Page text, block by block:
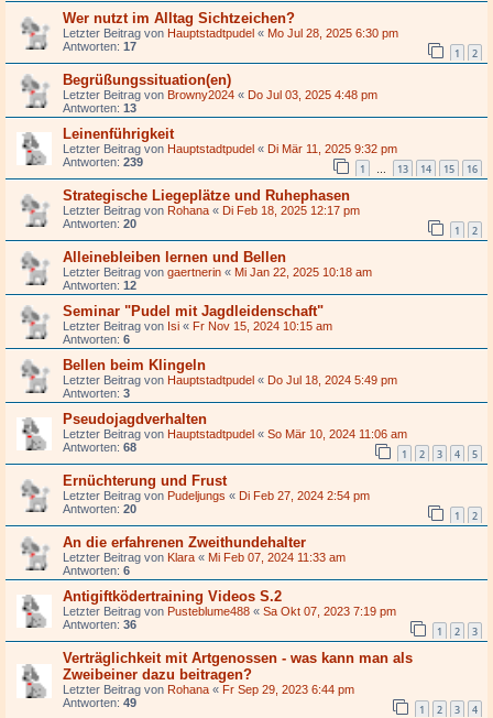
Wer nutzt im Alltag Sichtzeichen?
Letzter Beitrag von Hauptstadtpudel « Mo Jul 28, 2025 6:30 pm
Antworten: 17 1 2
Begrüßungssituation(en)
Letzter Beitrag von Browny2024 « Do Jul 03, 2025 4:48 pm
Antworten: 13
Leinenführigkeit
Letzter Beitrag von Hauptstadtpudel « Di Mär 11, 2025 9:32 pm
Antworten: 239 1 … 13 14 15 16
Strategische Liegeplätze und Ruhephasen
Letzter Beitrag von Rohana « Di Feb 18, 2025 12:17 pm
Antworten: 20 1 2
Alleinebleiben lernen und Bellen
Letzter Beitrag von gaertnerin « Mi Jan 22, 2025 10:18 am
Antworten: 12
Seminar "Pudel mit Jagdleidenschaft"
Letzter Beitrag von Isi « Fr Nov 15, 2024 10:15 am
Antworten: 6
Bellen beim Klingeln
Letzter Beitrag von Hauptstadtpudel « Do Jul 18, 2024 5:49 pm
Antworten: 3
Pseudojagdverhalten
Letzter Beitrag von Hauptstadtpudel « So Mär 10, 2024 11:06 am
Antworten: 68 1 2 3 4 5
Ernüchterung und Frust
Letzter Beitrag von Pudeljungs « Di Feb 27, 2024 2:54 pm
Antworten: 20 1 2
An die erfahrenen Zweithundehalter
Letzter Beitrag von Klara « Mi Feb 07, 2024 11:33 am
Antworten: 6
Antigiftködertraining Videos S.2
Letzter Beitrag von Pusteblume488 « Sa Okt 07, 2023 7:19 pm
Antworten: 36 1 2 3
Verträglichkeit mit Artgenossen - was kann man als
Zweibeiner dazu beitragen?
Letzter Beitrag von Rohana « Fr Sep 29, 2023 6:44 pm
Antworten: 49 1 2 3 4